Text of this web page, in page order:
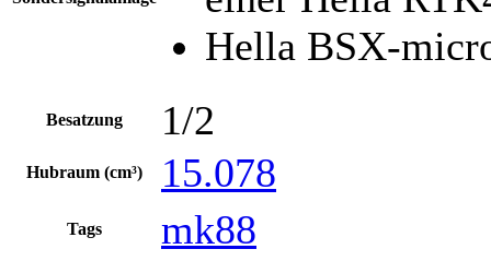
Hella BSX-
Besatzung 1/2
Hubraum (cm³) 15.078
Tags mk88